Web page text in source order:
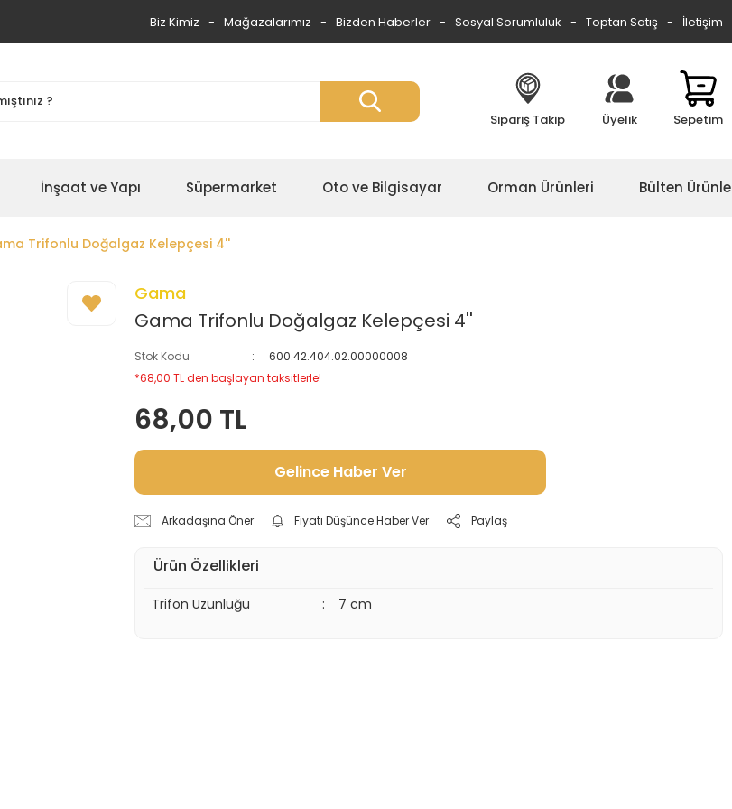
Biz Kimiz Mağazalarımız Bizden Haberler Sosyal Sorumluluk Toptan Satış İletişim
Sipariş Takip Üyelik Sepetim
İnşaat ve Yapı Süpermarket Oto ve Bilgisayar Orman Ürünleri Bülten
Trifonlu Doğalgaz Kelepçesi 4''
Gama
Gama Trifonlu Doğalgaz Kelepçesi 4''
Stok Kodu
600.42.404.02.00000008
*68,00 TL den başlayan taksitlerle!
68,00 TL
Gelince Haber Ver
Arkadaşına Öner Fiyatı Düşünce Haber Ver Paylaş
Ürün Özellikleri
Trifon Uzunluğu : 7 cm